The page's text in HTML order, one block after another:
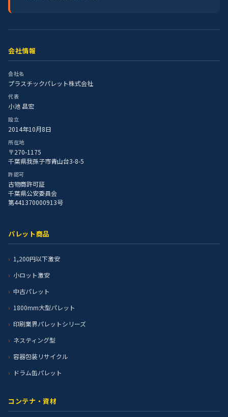
会社情報
会社名
プラスチックパレット株式会社
代表
小池 昌宏
設立
2014年10月8日
所在地
〒270-1175
千葉県我孫子市青山台3-8-5
許認可
古物商許可証
千葉県公安委員会
第441370000913号
パレット商品
1,200円以下激安
小ロット激安
中古パレット
1800mm大型パレット
印刷業界パレットシリーズ
ネスティング型
容器包装リサイクル
ドラム缶パレット
コンテナ・資材